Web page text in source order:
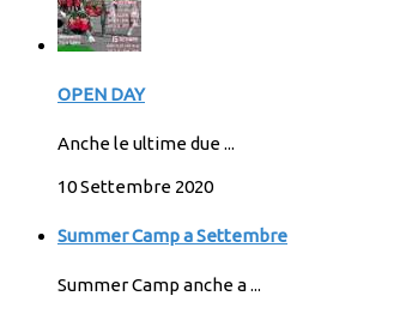
OPEN DAY
Anche le ultime due ...
10 Settembre 2020
Summer Camp a Settembre
Summer Camp anche a ...